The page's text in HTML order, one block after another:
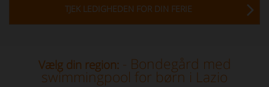
TJEK LEDIGHEDEN FOR DIN FERIE
Vælg din region: - Bondegård med
swimmingpool for børn i Lazio